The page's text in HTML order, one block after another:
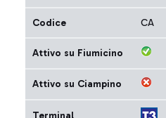
Codice CA
Attivo su Fiumicino
Attivo su Ciampino
Terminal